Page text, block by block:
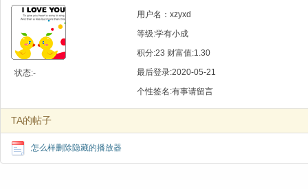
状态:-
用户名：xzyxd
等级:学有小成
积分:23 财富值:1.30
最后登录:2020-05-21
个性签名:有事请留言
TA的帖子
怎么样删除隐藏的播放器